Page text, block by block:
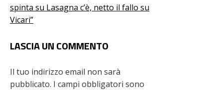
spinta su Lasagna c’è, netto il fallo su
Vicari”
LASCIA UN COMMENTO
Il tuo indirizzo email non sarà
pubblicato. I campi obbligatori sono